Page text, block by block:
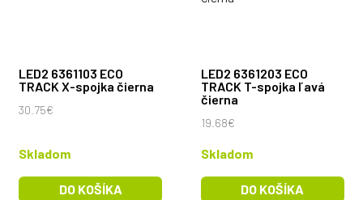
LED2 6361103 ECO
TRACK X-spojka čierna
30.75€
Skladom
DO KOŠÍKA
LED2 6361203 ECO
TRACK T-spojka ľavá
čierna
19.68€
Skladom
DO KOŠÍKA